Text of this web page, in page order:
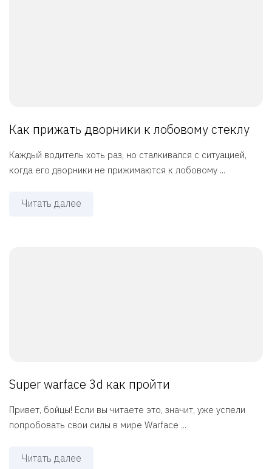
Как прижать дворники к лобовому стеклу
Каждый водитель хоть раз, но сталкивался с ситуацией,
когда его дворники не прижимаются к лобовому ...
Читать далее
Super warface 3d как пройти
Привет, бойцы! Если вы читаете это, значит, уже успели
попробовать свои силы в мире Warface ...
Читать далее